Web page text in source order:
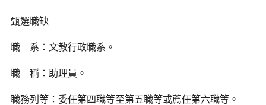
甄選職缺
職 系：文教行政職系。
職 稱：助理員。
職務列等：委任第四職等至第五職等或薦任第六職等。